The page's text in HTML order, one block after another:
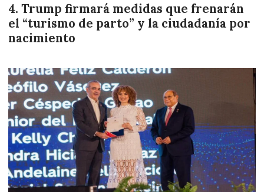
Trump firmará medidas que frenarán
el “turismo de parto” y la ciudadanía por
nacimiento